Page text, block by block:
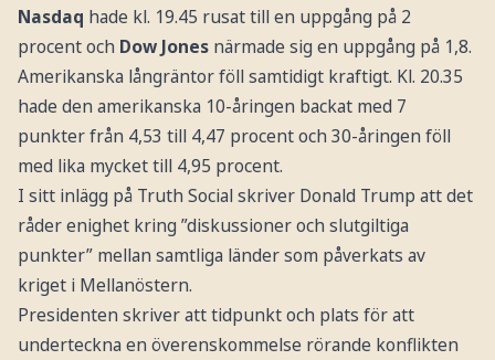
Nasdaq hade kl. 19.45 rusat till en uppgång på 2
procent och Dow Jones närmade sig en uppgång på 1,8.
Amerikanska långräntor föll samtidigt kraftigt. Kl. 20.35
hade den amerikanska 10-åringen backat med 7
punkter från 4,53 till 4,47 procent och 30-åringen föll
med lika mycket till 4,95 procent.
I sitt inlägg på Truth Social skriver Donald Trump att det
råder enighet kring ”diskussioner och slutgiltiga
punkter” mellan samtliga länder som påverkats av
kriget i Mellanöstern.
Presidenten skriver att tidpunkt och plats för att
underteckna en överenskommelse rörande konflikten